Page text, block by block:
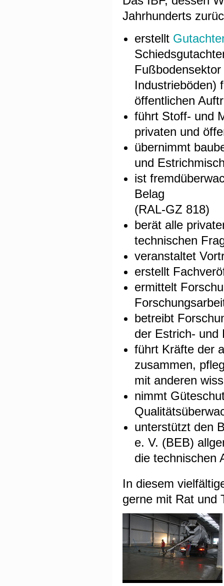
Jahrhunderts
erstellt
Industrieböden)
öffentlichen
führt Stoff- und
privaten und
übernimmt
und
ist
Belag
(RAL-GZ 818)
berät alle
technischen
veranstaltet
erstellt
ermittelt
betreibt
der Estrich- und
führt Kräfte der
zusammen,
mit anderen
nimmt
unterstützt den
e. V. (BEB)
die technischen
In diesem
gerne mit Rat und